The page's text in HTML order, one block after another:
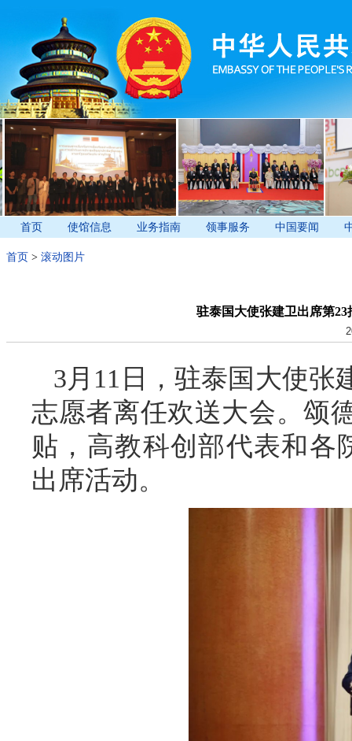
首页 使馆信息 业务指南 领事服务 中国要闻
首页 > 滚动图片
驻泰国大使张建卫出席第
3月11日，驻泰国大使张
志愿者离任欢送大会。颂
贴，高教科创部代表和各
出席活动。